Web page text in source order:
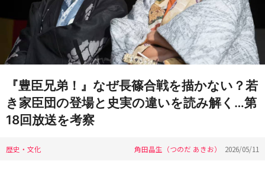
『豊臣兄弟！』なぜ長篠合戦を描かない？若
き家臣団の登場と史実の違いを読み解く…第
18回放送を考察
歴史・文化 角田晶生（つのだ あきお） 2026/05/11